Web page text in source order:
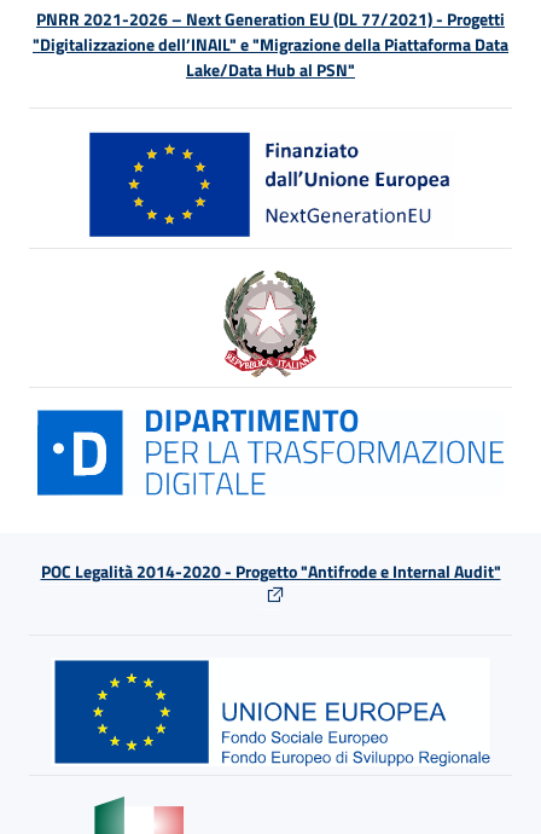
PNRR 2021-2026 – Next Generation EU (DL 77/2021) - Progetti
"Digitalizzazione dell’INAIL" e "Migrazione della Piattaforma Data
Lake/Data Hub al PSN"
POC Legalità 2014-2020 - Progetto "Antifrode e Internal Audit"